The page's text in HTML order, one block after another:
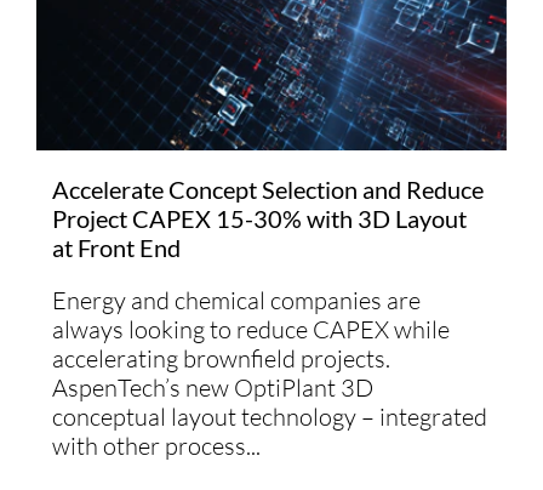
Accelerate Concept Selection and Reduce
Project CAPEX 15-30% with 3D Layout
at Front End
Energy and chemical companies are
always looking to reduce CAPEX while
accelerating brownfield projects.
AspenTech’s new OptiPlant 3D
conceptual layout technology – integrated
with other process...